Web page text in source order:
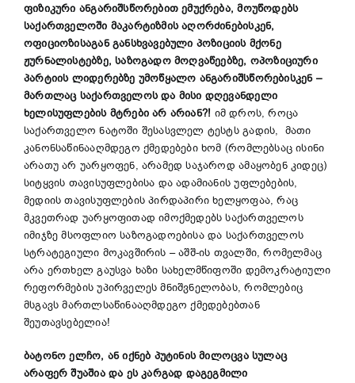
ფიზიკური ანგარიშსწორებით ემუქრება, მოუწოდებს
საქართველოში მაკარტიზმის აღორძინებისკენ,
ოფიციოზისაგან განსხვავებული პოზიციის მქონე
ჟურნალისტებზე, საზოგადო მოღვაწეებზე, ოპოზიციური
პარტიის ლიდერებზე უმოწყალო ანგარიშსწორებისკენ –
მართლაც საქართველოს და მისი დღევანდელი
ხელისუფლების მტრები არ არიან?! იმ დროს, როცა
საქართველო ნატოში შესასვლელ ტესტს გადის, მათი
კანონსაწინააღმდეგო ქმედებები ხომ (რომლებსაც ისინი
არათუ არ უარყოფენ, არამედ საჯაროდ ამაყობენ კიდეც)
სიტყვის თავისუფლებისა და ადამიანის უფლებების,
მედიის თავისუფლების პირდაპირი ხელყოფაა, რაც
მკვეთრად უარყოფითად იმოქმედებს საქართველოს
იმიჯზე მსოფლიო საზოგადოებისა და საქართველოს
სტრატეგიული მოკავშირის – აშშ-ის თვალში, რომელმაც
არა ერთხელ გაუსვა ხაზი სახელმწიფოში დემოკრატიული
რეფორმების უპირველეს მნიშვნელობას, რომლებიც
მსგავს მართლსაწინააღმდეგო ქმედებებთან
შეუთავსებელია!
ბატონო ელჩო, ან იქნებ პუტინის მილოცვა სულაც
არაფერ შუაშია და ეს კარგად დაგეგმილი